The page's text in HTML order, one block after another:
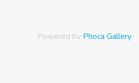
Powered by Phoca Gallery